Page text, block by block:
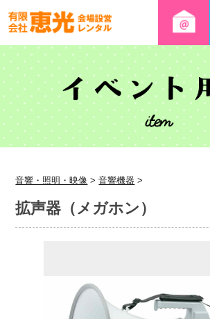
音響・照明・映像 >音響機器 >
拡声器（メガホン）